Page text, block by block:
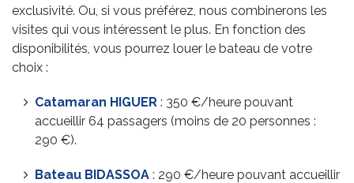
exclusivité. Ou, si vous préférez, nous combinerons les
visites qui vous intéressent le plus. En fonction des
disponibilités, vous pourrez louer le bateau de votre
choix :
Catamaran HIGUER : 350 €/heure pouvant
accueillir 64 passagers (moins de 20 personnes :
290 €).
Bateau BIDASSOA : 290 €/heure pouvant accueillir